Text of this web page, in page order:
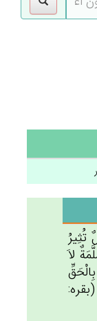
تُثِيرُ
لاَ